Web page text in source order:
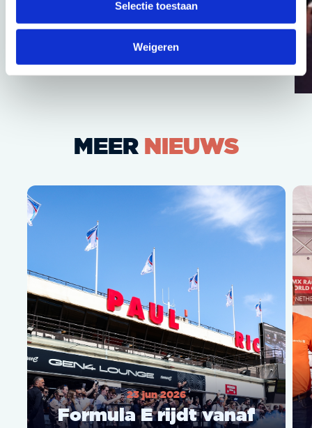
Selectie toestaan
Weigeren
NIEUWS DELEN
MEER NIEUWS
23 jun 2026
Formula E rijdt vanaf